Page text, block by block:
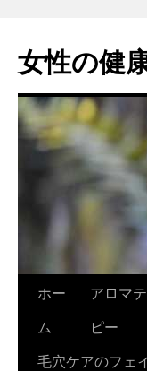
女性の健
テ
ホー
ム
アロマ
ピー
毛穴ケアのフェ